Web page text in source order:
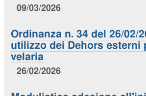
09/03/2026
Ordinanza n. 34 del 26/02/
utilizzo dei Dehors esterni
velaria
26/02/2026